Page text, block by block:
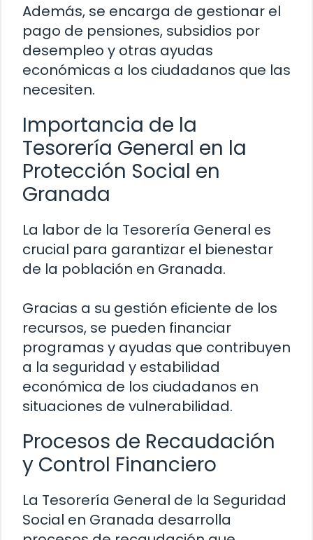
Además, se encarga de gestionar el
pago de pensiones, subsidios por
desempleo y otras ayudas
económicas a los ciudadanos que las
necesiten.
Importancia de la
Tesorería General en la
Protección Social en
Granada
La labor de la Tesorería General es
crucial para garantizar el bienestar
de la población en Granada.
Gracias a su gestión eficiente de los
recursos, se pueden financiar
programas y ayudas que contribuyen
a la seguridad y estabilidad
económica de los ciudadanos en
situaciones de vulnerabilidad.
Procesos de Recaudación
y Control Financiero
La Tesorería General de la Seguridad
Social en Granada desarrolla